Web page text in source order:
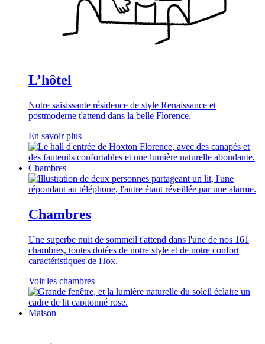
L’hôtel
Notre saisissante résidence de style Renaissance et
postmoderne t'attend dans la belle Florence.
En savoir plus
Chambres
Chambres
Une superbe nuit de sommeil t'attend dans l'une de nos 161
chambres, toutes dotées de notre style et de notre confort
caractéristiques de Hox.
Voir les chambres
Maison